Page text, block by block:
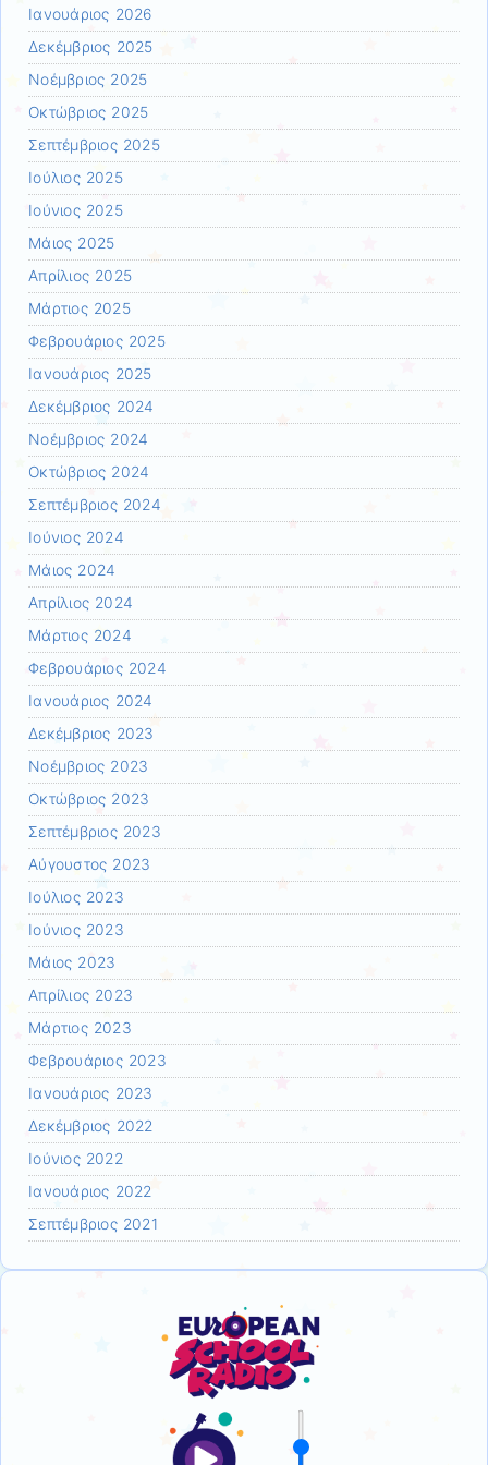
Ιανουάριος 2026
Δεκέμβριος 2025
Νοέμβριος 2025
Οκτώβριος 2025
Σεπτέμβριος 2025
Ιούλιος 2025
Ιούνιος 2025
Μάιος 2025
Απρίλιος 2025
Μάρτιος 2025
Φεβρουάριος 2025
Ιανουάριος 2025
Δεκέμβριος 2024
Νοέμβριος 2024
Οκτώβριος 2024
Σεπτέμβριος 2024
Ιούνιος 2024
Μάιος 2024
Απρίλιος 2024
Μάρτιος 2024
Φεβρουάριος 2024
Ιανουάριος 2024
Δεκέμβριος 2023
Νοέμβριος 2023
Οκτώβριος 2023
Σεπτέμβριος 2023
Αύγουστος 2023
Ιούλιος 2023
Ιούνιος 2023
Μάιος 2023
Απρίλιος 2023
Μάρτιος 2023
Φεβρουάριος 2023
Ιανουάριος 2023
Δεκέμβριος 2022
Ιούνιος 2022
Ιανουάριος 2022
Σεπτέμβριος 2021